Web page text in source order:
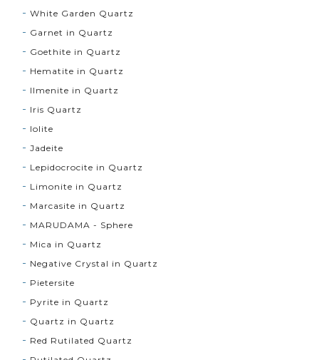
White Garden Quartz
Garnet in Quartz
Goethite in Quartz
Hematite in Quartz
Ilmenite in Quartz
Iris Quartz
Iolite
Jadeite
Lepidocrocite in Quartz
Limonite in Quartz
Marcasite in Quartz
MARUDAMA - Sphere
Mica in Quartz
Negative Crystal in Quartz
Pietersite
Pyrite in Quartz
Quartz in Quartz
Red Rutilated Quartz